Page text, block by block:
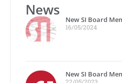
News
New SI Board
16/05/2024
New SI Board
22/05/2023